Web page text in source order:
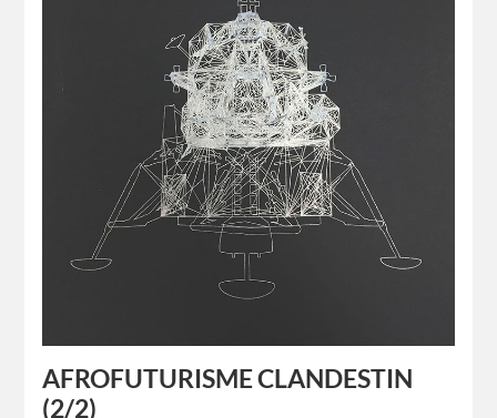
AFROFUTURISME CLANDESTIN
(2/2)